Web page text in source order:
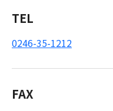
TEL
0246-35-1212
FAX